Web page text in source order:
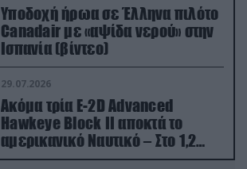
Υποδοχή ήρωα σε Έλληνα πιλότο
Canadair με «αψίδα νερού» στην
Ισπανία (βίντεο)
29.07.2026
Ακόμα τρία E-2D Advanced
Hawkeye Block II αποκτά το
αμερικανικό Ναυτικό – Στο 1,2
δισ.δολάρια το κόστος